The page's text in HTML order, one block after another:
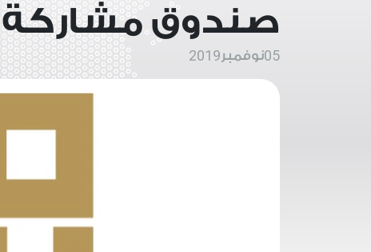
صندوق مشاركة
05نوفمبر 2019